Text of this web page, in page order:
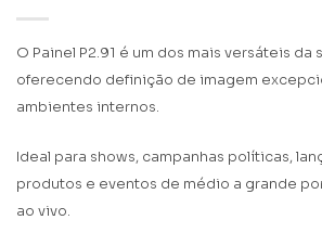
O Painel P2.91 é um dos mais versáteis da
oferecendo definição de imagem
ambientes internos.
Ideal para shows, campanhas políticas,
produtos e eventos de médio a grande
ao vivo.